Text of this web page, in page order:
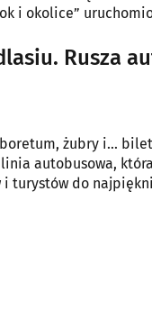
i okolice”
Rusza
żubry i... bilet
linia autobusowa,
turystów do